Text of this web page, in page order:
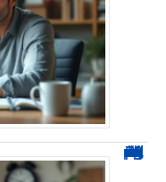
0270 démarchage : comment repérer, bloquer et signaler ces appels